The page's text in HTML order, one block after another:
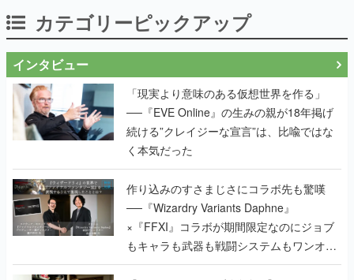
カテゴリーピックアップ
インタビュー
「現実より意味のある仮想世界を作る」
──『EVE Online』の生みの親が18年掲げ
続ける”クレイジーな宣言”は、比喩ではな
く本気だった
作り込みのすさまじさにコラボ先も驚嘆
──『Wizardry Variants Daphne』
×『FFXI』コラボが期間限定なのにジョブ
もキャラも武器も戦闘システムもワンオフ
で作り込まれた理由を両ディレクターに聞